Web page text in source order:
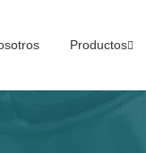
Productos